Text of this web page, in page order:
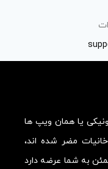
یا همان ویپ ها
مضر شده اند،
به شما عرضه دارد